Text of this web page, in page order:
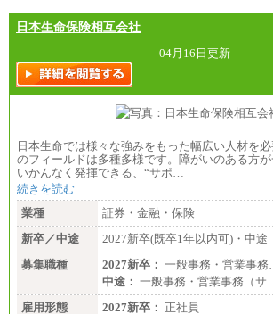
日本生命保険相互会社
04月16日更新
日本生命では様々な強みをもった幅広い人材を
のフィールドは多種多様です。障がいのある方
いかんなく発揮できる、“サポ…
続きを読む
業種
証券・金融・保険
新卒／中途
2027新卒(既卒1年以内可)・中途
募集職種
2027新卒： 一般事務・営業事
中途： 一般事務・営業事務（サ
雇用形態
2027新卒： 正社員